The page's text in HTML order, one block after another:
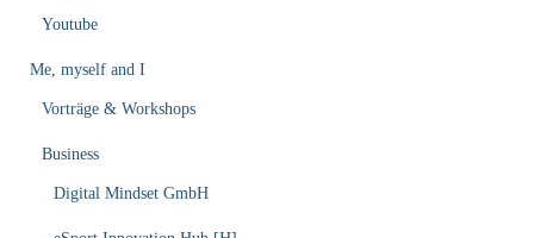
Youtube
Me, myself and I
Vorträge & Workshops
Business
Digital Mindset GmbH